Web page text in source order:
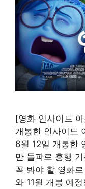
[영화 인사이드
개봉한 인사이드
6월 12일 개봉한
만 돌파로 흥행
꼭 봐야 할 영화
와 11월 개봉 예